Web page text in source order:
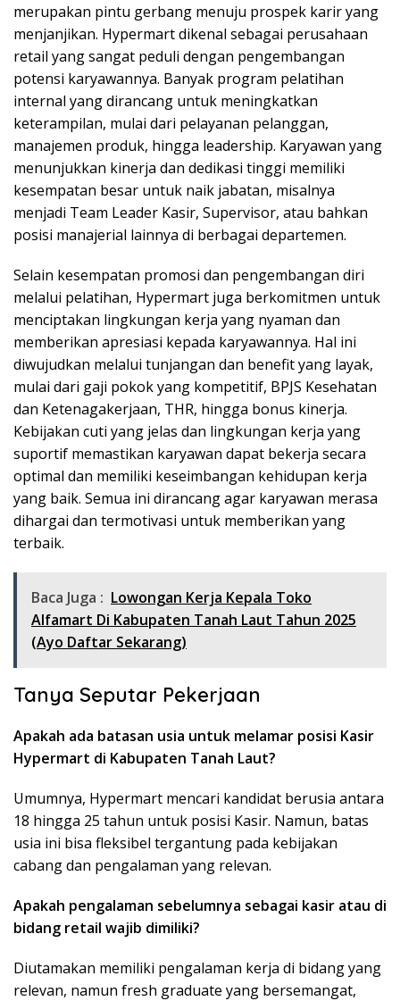
merupakan pintu gerbang menuju prospek karir yang
menjanjikan. Hypermart dikenal sebagai perusahaan
retail yang sangat peduli dengan pengembangan
potensi karyawannya. Banyak program pelatihan
internal yang dirancang untuk meningkatkan
keterampilan, mulai dari pelayanan pelanggan,
manajemen produk, hingga leadership. Karyawan yang
menunjukkan kinerja dan dedikasi tinggi memiliki
kesempatan besar untuk naik jabatan, misalnya
menjadi Team Leader Kasir, Supervisor, atau bahkan
posisi manajerial lainnya di berbagai departemen.
Selain kesempatan promosi dan pengembangan diri
melalui pelatihan, Hypermart juga berkomitmen untuk
menciptakan lingkungan kerja yang nyaman dan
memberikan apresiasi kepada karyawannya. Hal ini
diwujudkan melalui tunjangan dan benefit yang layak,
mulai dari gaji pokok yang kompetitif, BPJS Kesehatan
dan Ketenagakerjaan, THR, hingga bonus kinerja.
Kebijakan cuti yang jelas dan lingkungan kerja yang
suportif memastikan karyawan dapat bekerja secara
optimal dan memiliki keseimbangan kehidupan kerja
yang baik. Semua ini dirancang agar karyawan merasa
dihargai dan termotivasi untuk memberikan yang
terbaik.
Baca Juga : Lowongan Kerja Kepala Toko
Alfamart Di Kabupaten Tanah Laut Tahun 2025
(Ayo Daftar Sekarang)
Tanya Seputar Pekerjaan
Apakah ada batasan usia untuk melamar posisi Kasir
Hypermart di Kabupaten Tanah Laut?
Umumnya, Hypermart mencari kandidat berusia antara
18 hingga 25 tahun untuk posisi Kasir. Namun, batas
usia ini bisa fleksibel tergantung pada kebijakan
cabang dan pengalaman yang relevan.
Apakah pengalaman sebelumnya sebagai kasir atau di
bidang retail wajib dimiliki?
Diutamakan memiliki pengalaman kerja di bidang yang
relevan, namun fresh graduate yang bersemangat,